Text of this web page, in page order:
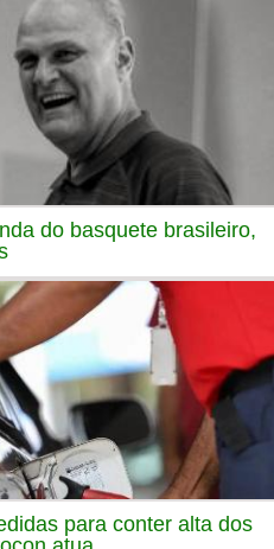
do basquete brasileiro,
para conter alta dos